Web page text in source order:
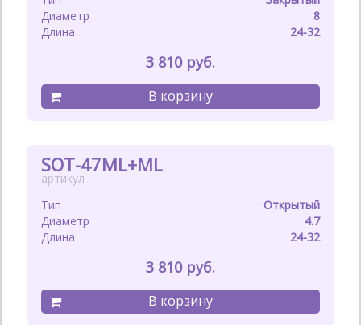
8
24-32
3 810
Открытый
4.7
24-32
SOT-47ML+ML
3 810